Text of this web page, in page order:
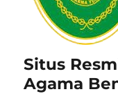
Situs
Agama